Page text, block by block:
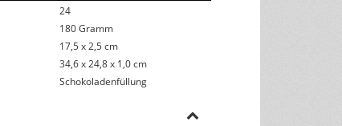
24
180 Gramm
17,5 x 2,5 cm
34,6 x 24,8 x 1,0 cm
Schokoladenfüllung